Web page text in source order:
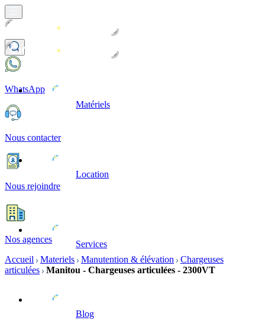
Matériels
Location
Services
Blog
WhatsApp
Nous contacter
Nous rejoindre
Nos agences
Accueil
Materiels Manutention & élévation
Chargeuses
articulées
Manitou - Chargeuses articulées - 2300VT